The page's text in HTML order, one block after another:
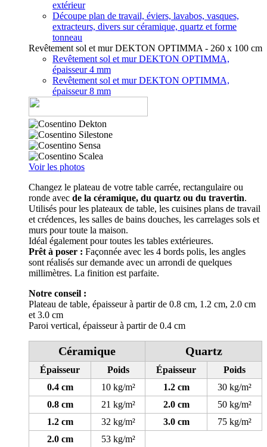
extérieur
Découpe plan de travail, éviers, lavabos, vasques,
extracteurs, divers sur céramique, quartz et forme
tonneau
Revêtement sol et mur DEKTON OPTIMMA - 260 x 100 cm
Revêtement sol et mur DEKTON OPTIMMA,
épaisseur 4 mm
Revêtement sol et mur DEKTON OPTIMMA,
épaisseur 8 mm
Voir les photos
Changez le plateau de votre table carrée, rectangulaire ou
ronde avec de la céramique, du quartz ou du travertin.
Utilisés pour les plateaux de table, les cuisines plans de travail
et crédences, les salles de bains douches, les carrelages sols et
murs pour toute la maison.
Idéal également pour toutes les tables extérieures.
Prêt à poser : Façonnée avec les 4 bords polis, les angles
sont réalisés sur demande avec un arrondi de quelques
millimètres. La finition est parfaite.
Notre conseil :
Plateau de table, épaisseur à partir de 0.8 cm, 1.2 cm, 2.0 cm
et 3.0 cm
Paroi vertical, épaisseur à partir de 0.4 cm
Céramique Quartz
Épaisseur Poids Épaisseur
Poids
0.4 cm
10 kg/m² 1.2 cm
30 kg/m²
0.8 cm
21 kg/m² 2.0 cm
50 kg/m²
1.2 cm
32 kg/m² 3.0 cm
75 kg/m²
2.0 cm
53 kg/m²